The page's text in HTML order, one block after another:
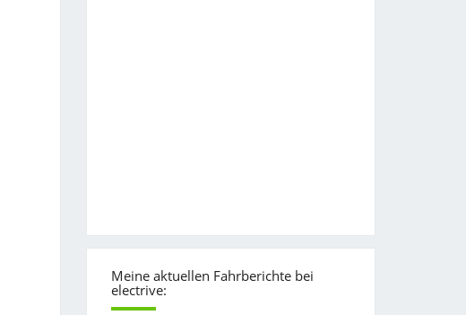
Meine aktuellen Fahrberichte bei
electrive: